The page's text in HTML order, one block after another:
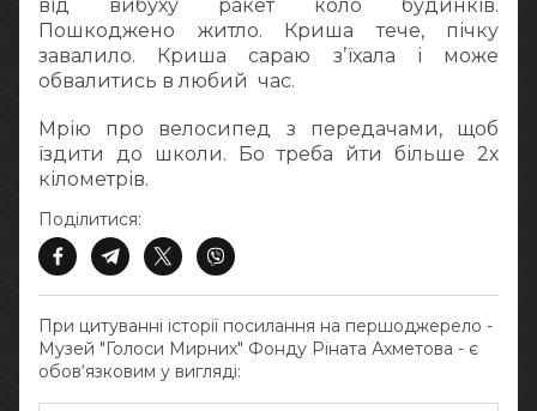
від вибуху ракет коло будинків.
Пошкоджено житло. Криша тече, пічку
завалило. Криша сараю зʼїхала і може
обвалитись в любий час.
Мрію про велосипед з передачами, щоб
їздити до школи. Бо треба йти більше 2х
кілометрів.
При цитуванні історії посилання на першоджерело -
Музей "Голоси Мирних" Фонду Ріната Ахметова - є
обов‘язковим у вигляді:
Поділитися: